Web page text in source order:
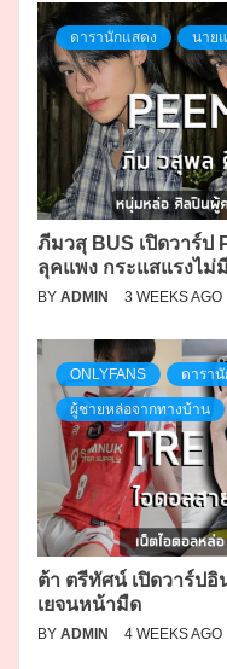
ดารานักแสดง นาย
ภีมวสุ BUS เปิดวาร์ป
ลุคแพง กระแสแรงไม่
BY ADMIN 3 WEEKS AGO
ONLYFANS ดารา
ผู้ชายหล่อจากทางบ้าน
ต้า ตรีทัศน์ เปิดวาร์ป
เยจนหน้ามืด
BY ADMIN 4 WEEKS AGO